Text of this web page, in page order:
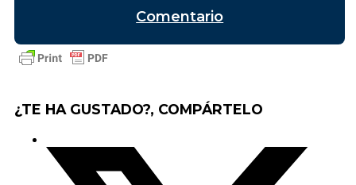
Comentario
¿TE HA GUSTADO?, COMPÁRTELO